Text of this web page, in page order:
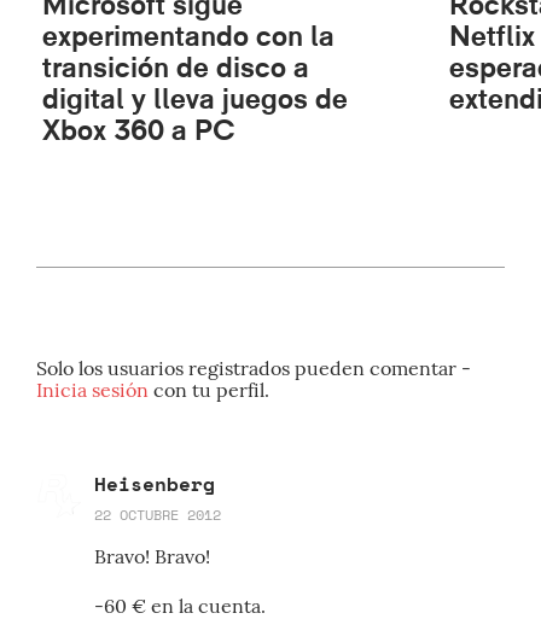
experimentando con la
transición de disco a
digital y lleva juegos de
Xbox 360 a PC
Netflix
Solo los usuarios registrados pueden comentar -
Inicia sesión con tu perfil.
Heisenberg
22 OCTUBRE 2012
Bravo! Bravo!
-60 € en la cuenta.